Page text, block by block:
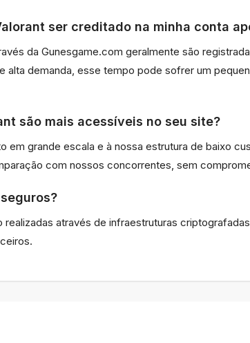
ser creditado na minha conta
da Gunesgame.com geralmente são
alta demanda, esse tempo pode sofrer um
são mais acessíveis no seu site?
em grande escala e à nossa estrutura de baixo
com nossos concorrentes, sem
através de infraestruturas